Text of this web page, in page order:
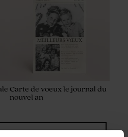
Carte de voeux le journal du
nouvel an